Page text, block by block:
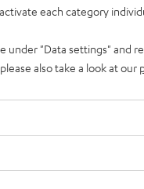
each category
under "Data settings" and
also take a look at our